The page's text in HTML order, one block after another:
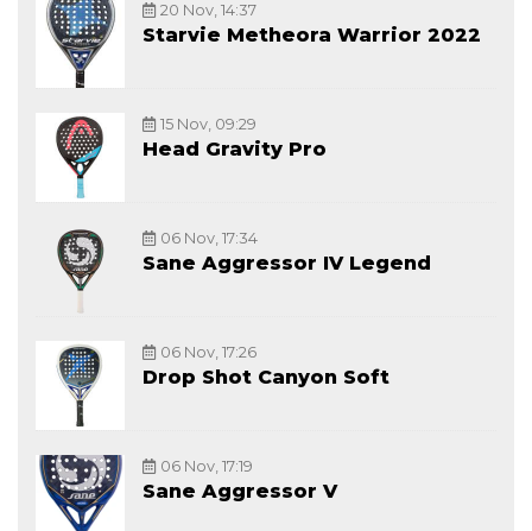
20 Nov, 14:37
Starvie Metheora Warrior 2022
15 Nov, 09:29
Head Gravity Pro
06 Nov, 17:34
Sane Aggressor IV Legend
06 Nov, 17:26
Drop Shot Canyon Soft
06 Nov, 17:19
Sane Aggressor V